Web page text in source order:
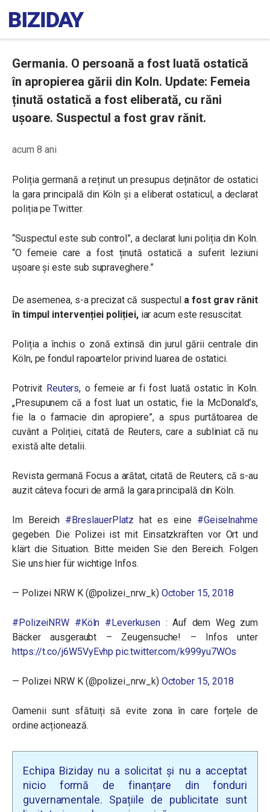
Germania. O persoană a fost luată ostatică
în apropierea gării din Koln. Update: Femeia
ținută ostatică a fost eliberată, cu răni
ușoare. Suspectul a fost grav rănit.
acum 8 ani
Poliția germană a reținut un presupus deținător de ostatici
la gara principală din Köln și a eliberat ostaticul, a declarat
poliția pe Twitter.
“Suspectul este sub control”, a declarat luni poliția din Koln.
“O femeie care a fost ținută ostatică a suferit leziuni
ușoare și este sub supraveghere.”
De asemenea, s-a precizat că suspectula fost grav rănit
în timpul intervenției poliției, iar acum este resuscitat.
Poliția a închis o zonă extinsă din jurul gării centrale din
Köln, pe fondul rapoartelor privind luarea de ostatici.
Potrivit Reuters, o femeie ar fi fost luată ostatic în Koln.
„Presupunem că a fost luat un ostatic, fie la McDonald’s,
fie la o farmacie din apropiere”, a spus purtătoarea de
cuvânt a Poliției, citată de Reuters, care a subliniat că nu
există alte detalii.
Revista germană Focus a arătat, citată de Reuters, că s-au
auzit câteva focuri de armă la gara principală din Köln.
Im Bereich #BreslauerPlatz hat es eine #Geiselnahme
gegeben. Die Polizei ist mit Einsatzkräften vor Ort und
klärt die Situation. Bitte meiden Sie den Bereich. Folgen
Sie uns hier für wichtige Infos.
— Polizei NRW K (@polizei_nrw_k) October 15, 2018
#PolizeiNRW #Köln #Leverkusen : Auf dem Weg zum
Bäcker ausgeraubt – Zeugensuche! – Infos unter
https://t.co/j6W5VyEvhp pic.twitter.com/k999yu7WOs
— Polizei NRW K (@polizei_nrw_k) October 15, 2018
Oamenii sunt sfătuiți să evite zona în care forțele de
ordine acționează.
Echipa Biziday nu a solicitat și nu a acceptat
nicio formă de finanțare din fonduri
guvernamentale. Spațiile de publicitate sunt